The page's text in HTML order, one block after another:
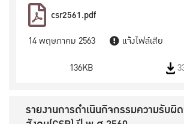
csr2561.pdf
14 พฤษภาคม 2563
แจ้งไฟล์เสีย
136KB
รายงานการดำเนินกิจกรรมความรับผิ